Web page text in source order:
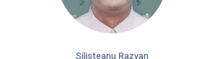
Silisteanu Razvan